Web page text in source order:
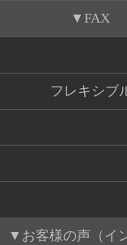
FAX
フレキシブ
お客様の声（イ